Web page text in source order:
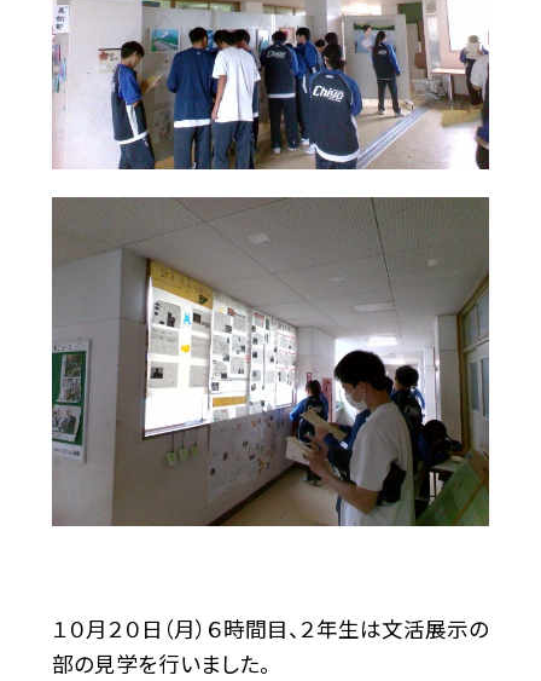
１０月２０日（月）６時間目、２年生は文活展示の
部の見学を行いました。